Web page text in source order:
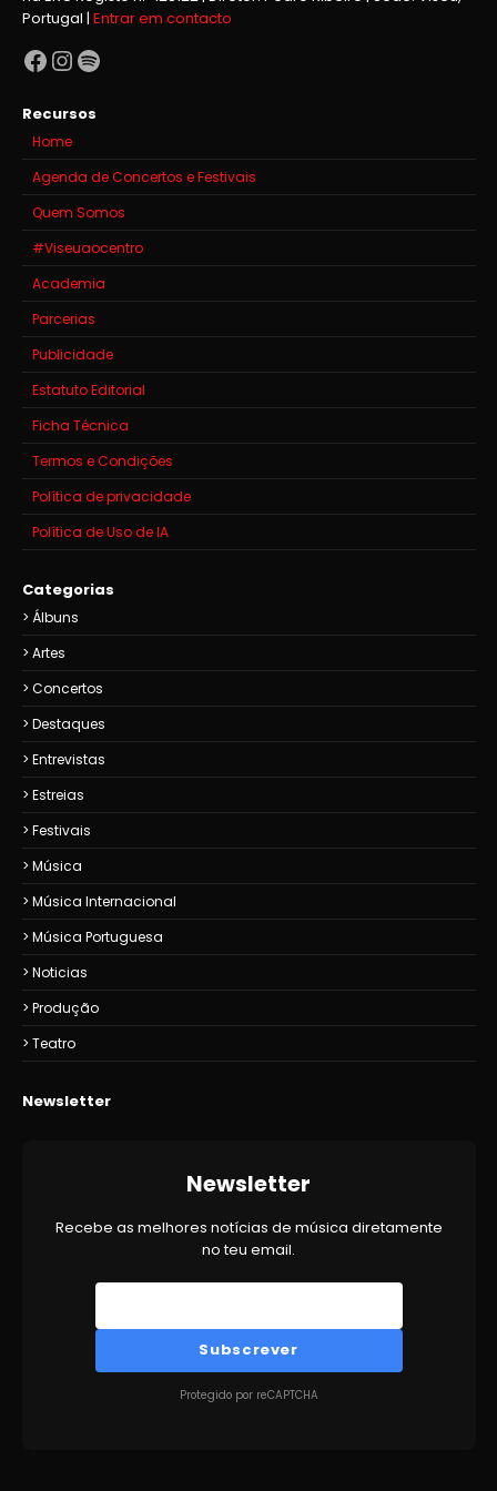
Portugal | Entrar em contacto
Facebook
Instagram
Spotify
Recursos
Home
Agenda de Concertos e Festivais
Quem Somos
#Viseuaocentro
Academia
Parcerias
Publicidade
Estatuto Editorial
Ficha Técnica
Termos e Condições
Política de privacidade
Política de Uso de IA
Categorias
Álbuns
Artes
Concertos
Destaques
Entrevistas
Estreias
Festivais
Música
Música Internacional
Música Portuguesa
Noticias
Produção
Teatro
Newsletter
Newsletter
Recebe as melhores notícias de música diretamente
no teu email.
Subscrever
Protegido por reCAPTCHA